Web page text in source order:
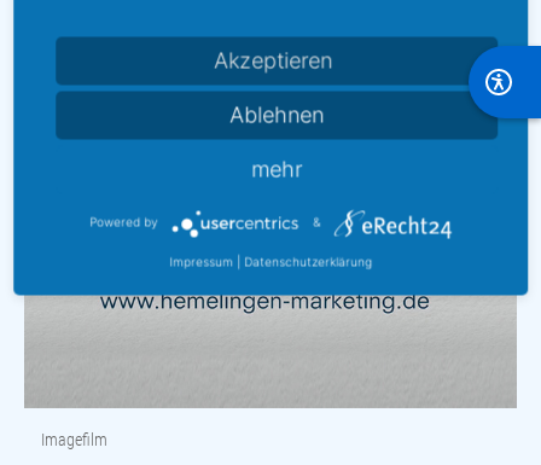
Imagefilm
Akzeptieren
Ablehnen
mehr
Powered by &
Impressum Datenschutzerklärung